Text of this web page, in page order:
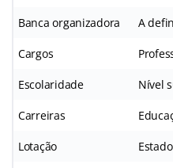
Banca organizadora A
Cargos
Escolaridade Nível
Carreiras
Lotação